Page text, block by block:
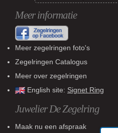
Meer informatie
Meer zegelringen foto's
Zegelringen Catalogus
Meer over zegelringen
English site: Signet Ring
Juwelier De Zegelring
Maak nu een afspraak